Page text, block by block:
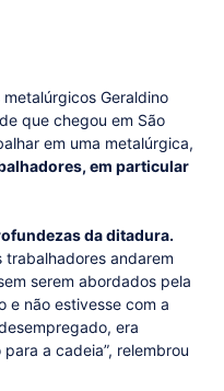
Geraldino
que chegou em São
em uma metalúrgica,
em particular
da ditadura.
trabalhadores andarem
serem abordados pela
e não estivesse com a
era
a cadeia”, relembrou